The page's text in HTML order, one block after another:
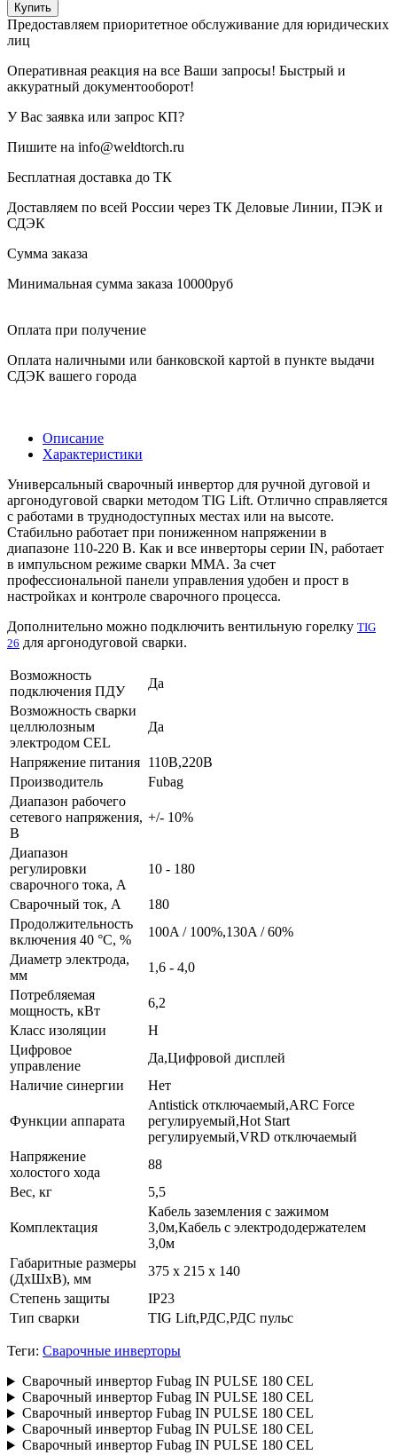
Купить
Предоставляем приоритетное обслуживание для юридических
лиц
Оперативная реакция на все Ваши запросы! Быстрый и
аккуратный документооборот!
У Вас заявка или запрос КП?
Пишите на info@weldtorch.ru
Бесплатная доставка до ТК
Доставляем по всей России через ТК Деловые Линии, ПЭК и
СДЭК
Сумма заказа
Минимальная сумма заказа 10000руб
Оплата при получение
Оплата наличными или банковской картой в пункте выдачи
СДЭК вашего города
Описание
Характеристики
Универсальный сварочный инвертор для ручной дуговой и
аргонодуговой сварки методом TIG Lift. Отлично справляется
с работами в труднодоступных местах или на высоте.
Стабильно работает при пониженном напряжении в
диапазоне 110-220 В. Как и все инверторы серии IN, работает
в импульсном режиме сварки MMA. За счет
профессиональной панели управления удобен и прост в
настройках и контроле сварочного процесса.
Дополнительно можно подключить вентильную горелку TIG
26 для аргонодуговой сварки.
Возможность
подключения ПДУ
Да
Возможность сварки
целлюлозным
электродом CEL
Да
Напряжение питания 110В,220В
Производитель
Fubag
Диапазон рабочего
сетевого напряжения,
B
+/- 10%
Диапазон
регулировки
сварочного тока, А
10 - 180
Сварочный ток, А
180
Продолжительность
включения 40 °C, %
100A / 100%,130A / 60%
Диаметр электрода,
мм
1,6 - 4,0
Потребляемая
мощность, кВт
6,2
Класс изоляции
Н
Цифровое
управление
Да,Цифровой дисплей
Наличие синергии
Нет
Функции аппарата
Antistick отключаемый,ARC Force
регулируемый,Hot Start
регулируемый,VRD отключаемый
Напряжение
холостого хода
88
Вес, кг
5,5
Комплектация
Кабель заземления с зажимом
3,0м,Кабель с электрододержателем
3,0м
Габаритные размеры
(ДхШхВ), мм
375 х 215 х 140
Степень защиты
IP23
Тип сварки
TIG Lift,РДС,РДС пульс
Теги: Сварочные инверторы
Сварочный инвертор Fubag IN PULSE 180 CEL
Сварочный инвертор Fubag IN PULSE 180 CEL
Сварочный инвертор Fubag IN PULSE 180 CEL
Сварочный инвертор Fubag IN PULSE 180 CEL
Сварочный инвертор Fubag IN PULSE 180 CEL